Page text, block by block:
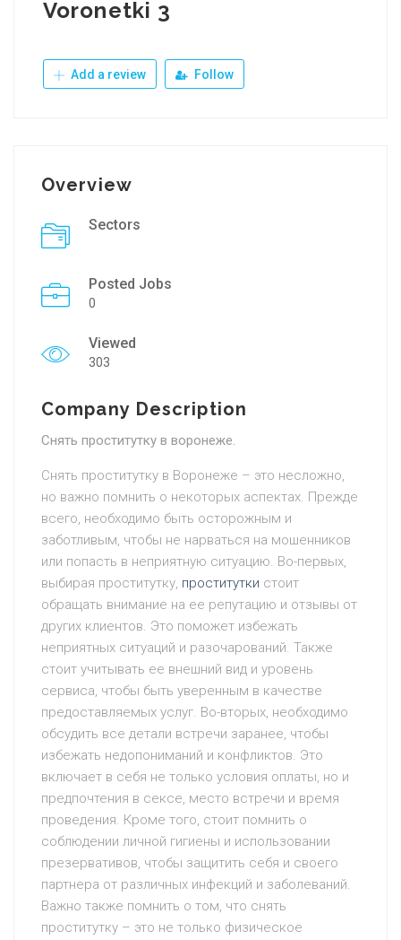
Voronetki 3
Add a review Follow
Overview
Sectors
Posted Jobs
0
Viewed
303
Company Description
Снять проститутку в воронеже.
Снять проститутку в Воронеже – это несложно,
но важно помнить о некоторых аспектах. Прежде
всего, необходимо быть осторожным и
заботливым, чтобы не нарваться на мошенников
или попасть в неприятную ситуацию. Во-первых,
выбирая проститутку, проститутки стоит
обращать внимание на ее репутацию и отзывы от
других клиентов. Это поможет избежать
неприятных ситуаций и разочарований. Также
стоит учитывать ее внешний вид и уровень
сервиса, чтобы быть уверенным в качестве
предоставляемых услуг. Во-вторых, необходимо
обсудить все детали встречи заранее, чтобы
избежать недопониманий и конфликтов. Это
включает в себя не только условия оплаты, но и
предпочтения в сексе, место встречи и время
проведения. Кроме того, стоит помнить о
соблюдении личной гигиены и использовании
презервативов, чтобы защитить себя и своего
партнера от различных инфекций и заболеваний.
Важно также помнить о том, что снять
проститутку – это не только физическое